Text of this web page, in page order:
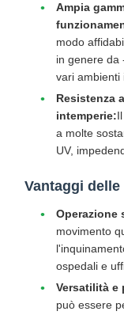
Ampia
modo
in genere da
vari ambienti
Resistenza
intemperie:
a molte
UV,
Vantaggi
Operazione
movimento
ospedali e
Versatilità e
può essere